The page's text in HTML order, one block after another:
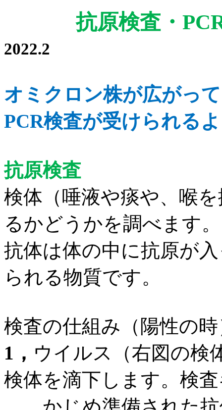
抗原検査・
2022.2
オミクロン株が広がっ
PCR検査が受けられる
抗原検査
検体（唾液や痰や、喉
るかどうかを調べます
抗体は体の中に抗原が
られる物質です。
検査の仕組み（陽性の
1 ， ウイルス（右図の検
検体を滴下します。検